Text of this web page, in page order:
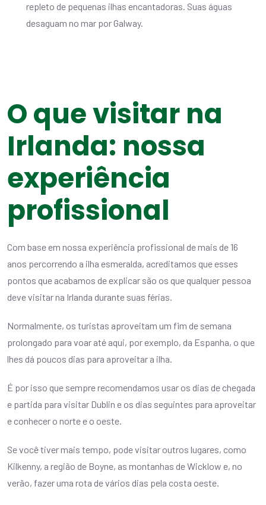
repleto de pequenas ilhas encantadoras. Suas águas
desaguam no mar por Galway.
O que visitar na
Irlanda: nossa
experiência
profissional
Com base em nossa experiência profissional de mais de 16
anos percorrendo a ilha esmeralda, acreditamos que esses
pontos que acabamos de explicar são os que qualquer pessoa
deve visitar na Irlanda durante suas férias.
Normalmente, os turistas aproveitam um fim de semana
prolongado para voar até aqui, por exemplo, da Espanha, o que
lhes dá poucos dias para aproveitar a ilha.
É por isso que sempre recomendamos usar os dias de chegada
e partida para visitar Dublin e os dias seguintes para aproveitar
e conhecer o norte e o oeste.
Se você tiver mais tempo, pode visitar outros lugares, como
Kilkenny, a região de Boyne, as montanhas de Wicklow e, no
verão, fazer uma rota de vários dias pela costa oeste.